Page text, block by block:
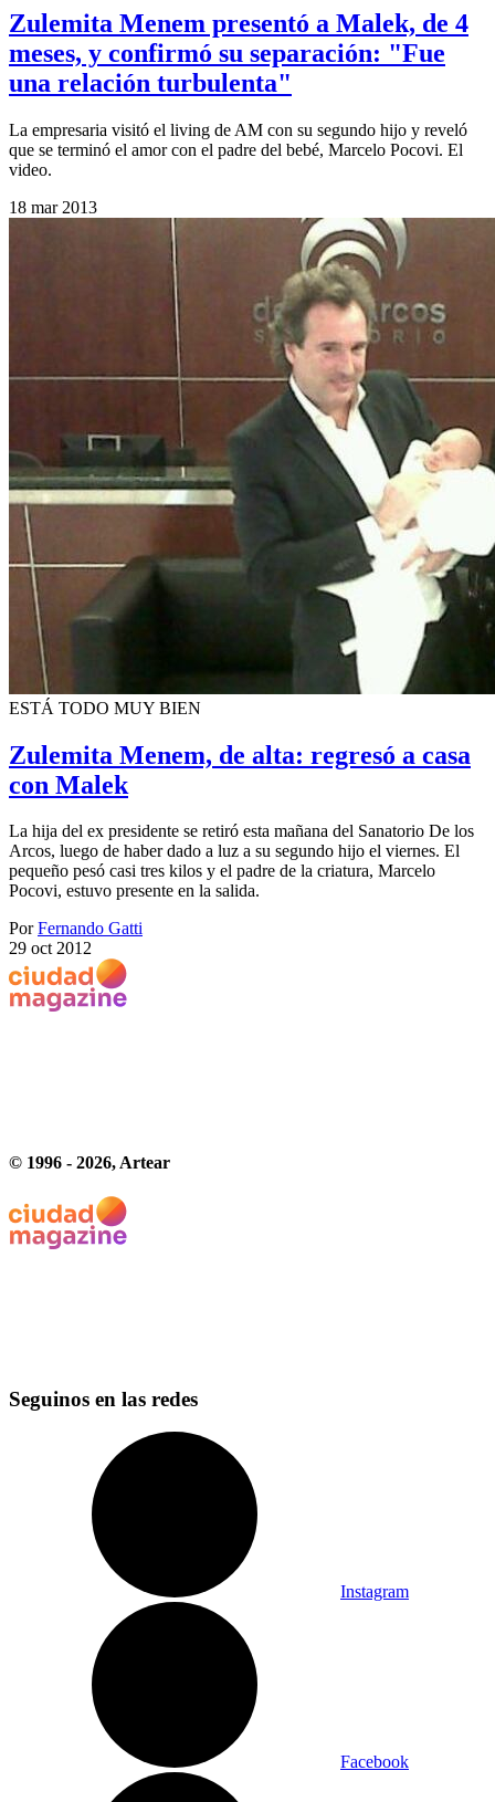
Zulemita Menem presentó a Malek, de 4
meses, y confirmó su separación: "Fue
una relación turbulenta"
La empresaria visitó el living de AM con su segundo hijo y reveló
que se terminó el amor con el padre del bebé, Marcelo Pocovi. El
video.
18 mar 2013
ESTÁ TODO MUY BIEN
Zulemita Menem, de alta: regresó a casa
con Malek
La hija del ex presidente se retiró esta mañana del Sanatorio De los
Arcos, luego de haber dado a luz a su segundo hijo el viernes. El
pequeño pesó casi tres kilos y el padre de la criatura, Marcelo
Pocovi, estuvo presente en la salida.
PorFernando Gatti
29 oct 2012
© 1996 - 2026, Artear
Seguinos en las redes
Instagram
Facebook